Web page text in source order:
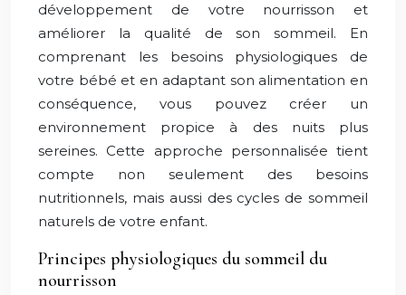
développement de votre nourrisson et
améliorer la qualité de son sommeil. En
comprenant les besoins physiologiques de
votre bébé et en adaptant son alimentation en
conséquence, vous pouvez créer un
environnement propice à des nuits plus
sereines. Cette approche personnalisée tient
compte non seulement des besoins
nutritionnels, mais aussi des cycles de sommeil
naturels de votre enfant.
Principes physiologiques du sommeil du
nourrisson